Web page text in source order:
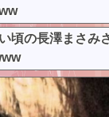
い頃の長澤まさみ